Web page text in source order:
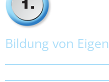
Bildung von